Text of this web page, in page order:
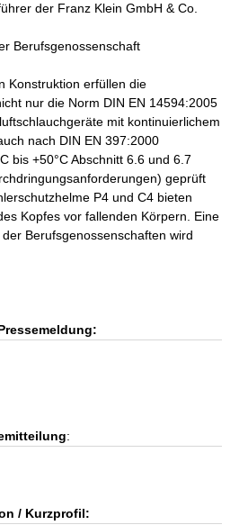
der Franz Klein GmbH & Co.
Berufsgenossenschaft
Konstruktion erfüllen die
nur die Norm DIN EN 14594:2005
mit kontinuierlichem
nach DIN EN 397:2000
bis +50°C Abschnitt 6.6 und 6.7
geprüft
P4 und C4 bieten
Kopfes vor fallenden Körpern. Eine
Berufsgenossenschaften wird
:
/ Kurzprofil: